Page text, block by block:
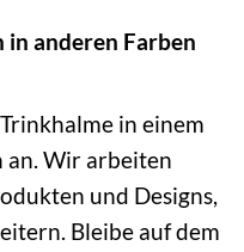
in anderen Farben
in einem
an. Wir arbeiten
und Designs,
Bleibe auf dem